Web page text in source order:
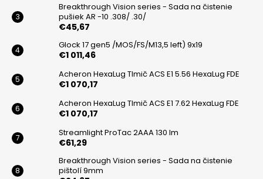
Breakthrough Vision series - Sada na čistenie
pušiek AR -10 .308/ .30/
€45,67
Glock 17 gen5 /MOS/FS/M13,5 left) 9x19
€1 011,46
Acheron HexaLug Tlmič ACS E1 5.56 HexaLug FDE
€1 070,17
Acheron HexaLug Tlmič ACS E1 7.62 HexaLug FDE
€1 070,17
Streamlight ProTac 2AAA 130 lm
€61,29
Breakthrough Vision series - Sada na čistenie
pištolí 9mm